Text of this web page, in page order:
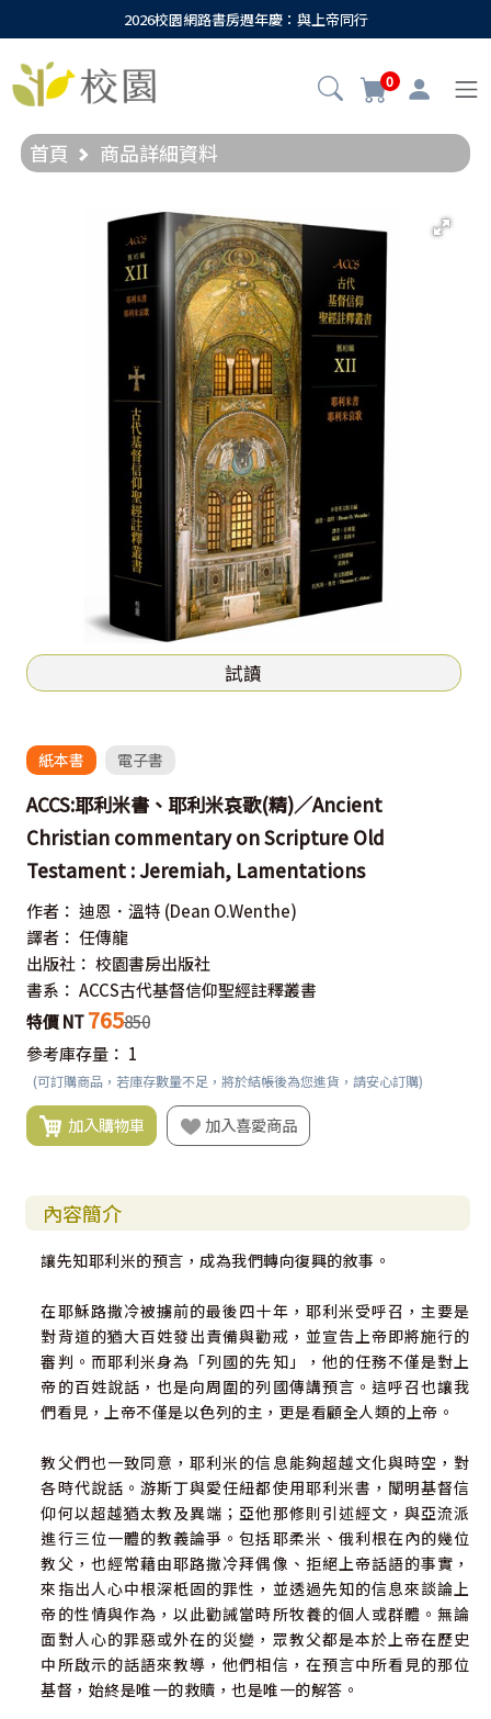
2026校園網路書房週年慶：與上帝同行
0
首頁 商品詳細資料
試讀
紙本書 電子書
ACCS:耶利米書、耶利米哀歌(精)／Ancient
Christian commentary on Scripture Old
Testament : Jeremiah, Lamentations
作者： 迪恩．溫特 (Dean O.Wenthe)
譯者： 任傳龍
出版社： 校園書房出版社
書系： ACCS古代基督信仰聖經註釋叢書
特價 NT 765850
參考庫存量： 1
(可訂購商品，若庫存數量不足，將於結帳後為您進貨，請安心訂購)
加入購物車 加入喜愛商品
內容簡介
讓先知耶利米的預言，成為我們轉向復興的敘事。
在耶穌路撒冷被擄前的最後四十年，耶利米受呼召，主要是
對背道的猶大百姓發出責備與勸戒，並宣告上帝即將施行的
審判。而耶利米身為「列國的先知」，他的任務不僅是對上
帝的百姓說話，也是向周圍的列國傳講預言。這呼召也讓我
們看見，上帝不僅是以色列的主，更是看顧全人類的上帝。
教父們也一致同意，耶利米的信息能夠超越文化與時空，對
各時代說話。游斯丁與愛任紐都使用耶利米書，闡明基督信
仰何以超越猶太教及異端；亞他那修則引述經文，與亞流派
進行三位一體的教義論爭。包括耶柔米、俄利根在內的幾位
教父，也經常藉由耶路撒冷拜偶像、拒絕上帝話語的事實，
來指出人心中根深柢固的罪性，並透過先知的信息來談論上
帝的性情與作為，以此勸誡當時所牧養的個人或群體。無論
面對人心的罪惡或外在的災變，眾教父都是本於上帝在歷史
中所啟示的話語來教導，他們相信，在預言中所看見的那位
基督，始終是唯一的救贖，也是唯一的解答。